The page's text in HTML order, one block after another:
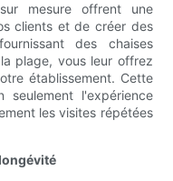
mesure offrent une
clients et de créer des
des chaises
plage, vous leur offrez
établissement. Cette
seulement l'expérience
les visites répétées